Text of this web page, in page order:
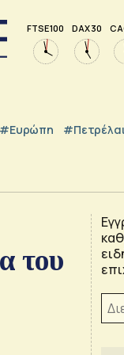
FTSE 100 DAX 30
#Ευρώπη
του